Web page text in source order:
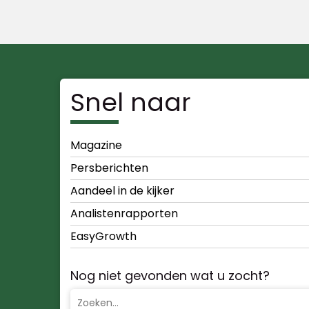
Snel naar
Magazine
Persberichten
Aandeel in de kijker
Analistenrapporten
EasyGrowth
Nog niet gevonden wat u zocht?